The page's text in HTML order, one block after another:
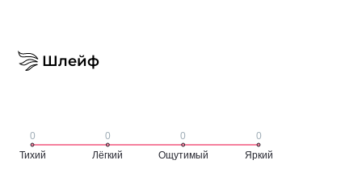
Шлейф